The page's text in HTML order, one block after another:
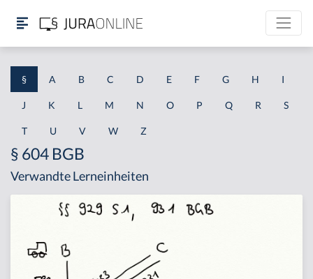
§ A B C D E F G H I
J K L M N O P Q R S
T U V W Z
§ 604 BGB
Verwandte Lerneinheiten